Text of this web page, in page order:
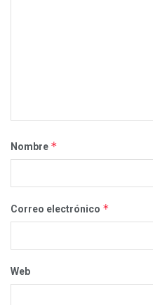
Nombre *
Correo electrónico *
Web